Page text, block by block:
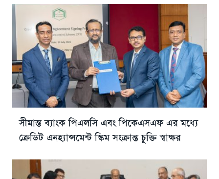
সীমান্ত ব্যাংক পিএলসি এবং পিকেএসএফ এর মধ্যে
ক্রেডিট এনহ্যান্সমেন্ট স্কিম সংক্রান্ত চুক্তি স্বাক্ষর